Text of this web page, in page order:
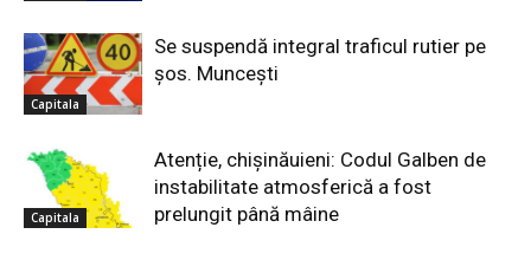
Capitala
Se suspendă integral traficul rutier pe
șos. Muncești
Capitala
Atenție, chișinăuieni: Codul Galben de
instabilitate atmosferică a fost
prelungit până mâine